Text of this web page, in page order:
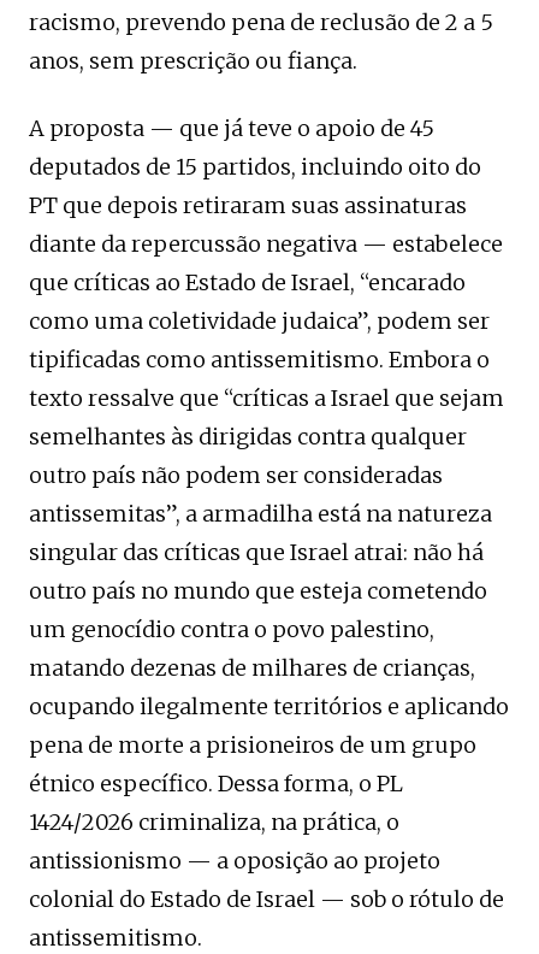
racismo, prevendo pena de reclusão de 2 a 5
anos, sem prescrição ou fiança.
A proposta — que já teve o apoio de 45
deputados de 15 partidos, incluindo oito do
PT que depois retiraram suas assinaturas
diante da repercussão negativa — estabelece
que críticas ao Estado de Israel, “encarado
como uma coletividade judaica”, podem ser
tipificadas como antissemitismo. Embora o
texto ressalve que “críticas a Israel que sejam
semelhantes às dirigidas contra qualquer
outro país não podem ser consideradas
antissemitas”, a armadilha está na natureza
singular das críticas que Israel atrai: não há
outro país no mundo que esteja cometendo
um genocídio contra o povo palestino,
matando dezenas de milhares de crianças,
ocupando ilegalmente territórios e aplicando
pena de morte a prisioneiros de um grupo
étnico específico. Dessa forma, o PL
1424/2026 criminaliza, na prática, o
antissionismo — a oposição ao projeto
colonial do Estado de Israel — sob o rótulo de
antissemitismo.